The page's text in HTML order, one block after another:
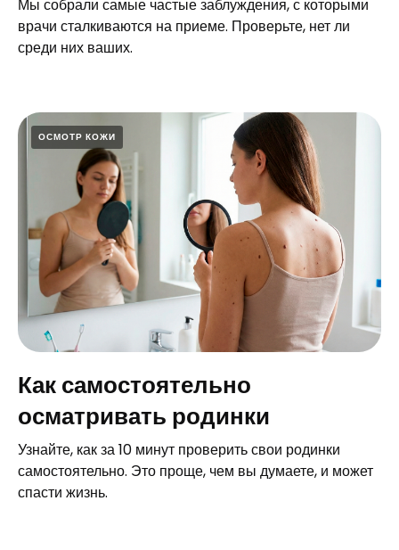
Мы собрали самые частые заблуждения, с которыми
врачи сталкиваются на приеме. Проверьте, нет ли
среди них ваших.
ОСМОТР КОЖИ
Как самостоятельно
осматривать родинки
Узнайте, как за 10 минут проверить свои родинки
самостоятельно. Это проще, чем вы думаете, и может
спасти жизнь.